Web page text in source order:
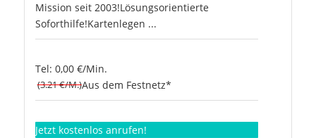
Mission seit 2003!Lösungsorientierte
Soforthilfe!Kartenlegen ...
Tel: 0,00 €/Min.
(3.21 €/M.)Aus dem Festnetz*
Jetzt kostenlos anrufen!